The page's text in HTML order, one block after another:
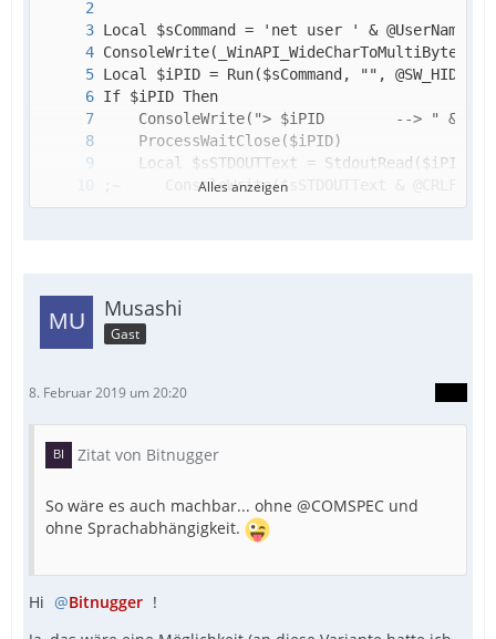
Alles anzeigen
Musashi
Gast
8. Februar 2019 um 20:20
Zitat von Bitnugger
So wäre es auch machbar... ohne @COMSPEC und
ohne Sprachabhängigkeit.
Hi Bitnugger !